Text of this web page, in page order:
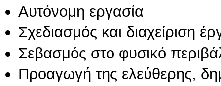
Αυτόνομη εργασία
Σχεδιασμός και διαχείριση
Σεβασμός στο φυσικό
Προαγωγή της ελεύθερης,